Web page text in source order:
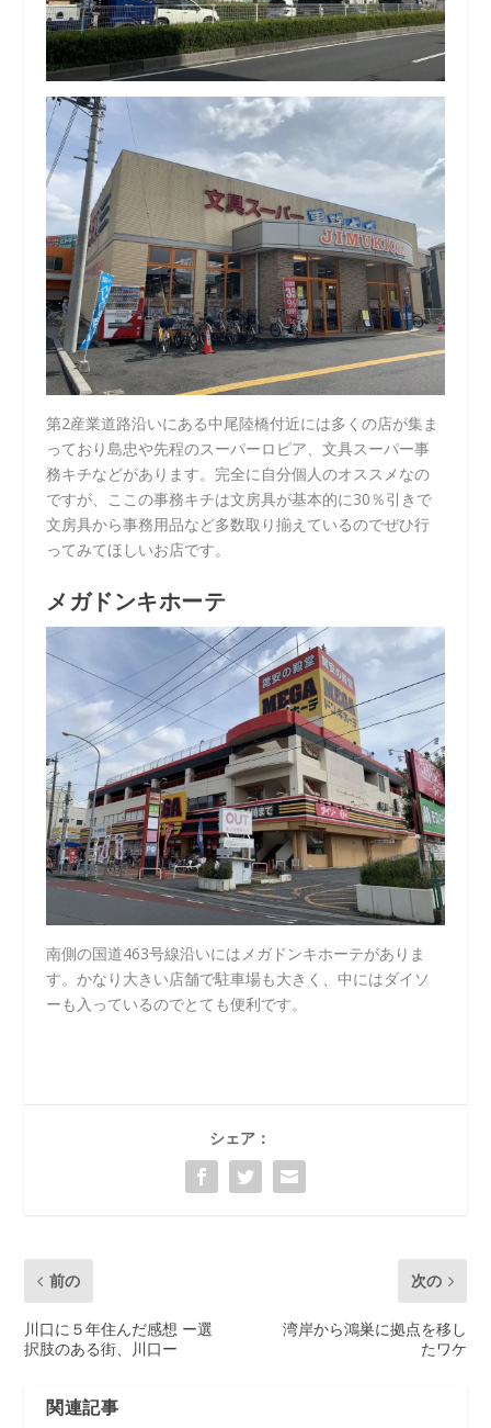
第2産業道路沿いにある中尾陸橋付近には多くの店が集ま
っており島忠や先程のスーパーロピア、文具スーパー事
務キチなどがあります。完全に自分個人のオススメなの
ですが、ここの事務キチは文房具が基本的に30％引きで
文房具から事務用品など多数取り揃えているのでぜひ行
ってみてほしいお店です。
メガドンキホーテ
南側の国道463号線沿いにはメガドンキホーテがありま
す。かなり大きい店舗で駐車場も大きく、中にはダイソ
ーも入っているのでとても便利です。
シェア：
前の
川口に５年住んだ感想 ー選
択肢のある街、川口ー
次の
湾岸から鴻巣に拠点を移し
たワケ
関連記事